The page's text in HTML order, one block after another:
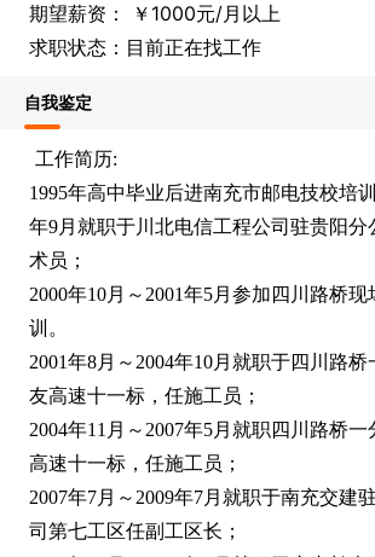
期望薪资： ￥1000元/月以上
求职状态：目前正在找工作
自我鉴定
工作简历:
1995年高中毕业后进南充市邮电技校培
年9月就职于川北电信工程公司驻贵阳分
术员；
2000年10月～2001年5月参加四川路桥
训。
2001年8月～2004年10月就职于四川路
友高速十一标，任施工员；
2004年11月～2007年5月就职四川路桥
高速十一标，任施工员；
2007年7月～2009年7月就职于南充交建
司第七工区任副工区长；